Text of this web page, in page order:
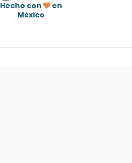
Hecho con
en
México